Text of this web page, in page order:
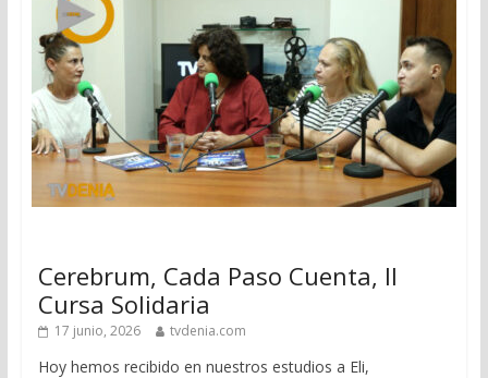
Cerebrum, Cada Paso Cuenta, II
Cursa Solidaria
17 junio, 2026 tvdenia.com
Hoy hemos recibido en nuestros estudios a Eli,